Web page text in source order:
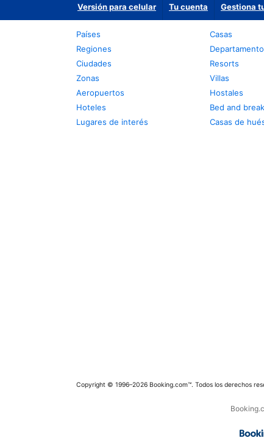
Versión para celular Tu cuenta Gestiona
Países
Regiones
Ciudades
Zonas
Aeropuertos
Hoteles
Lugares de interés
Casas
Resorts
Villas
Hostales
Bed and
Casas de
Copyright © 1996–2026 Booking.com™. Todos los derechos